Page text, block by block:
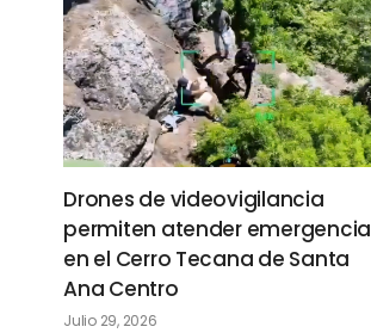
Drones de videovigilancia
permiten atender emergencia
en el Cerro Tecana de Santa
Ana Centro
Julio 29, 2026